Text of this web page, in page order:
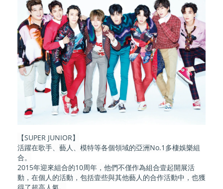
【SUPER JUNIOR】
活躍在歌手、藝人、模特等各個領域的亞洲No.1多棲娛樂組
合。
2015年迎來組合的10周年，他們不僅作為組合壹起開展活
動，在個人的活動，包括壹些與其他藝人的合作活動中，也獲